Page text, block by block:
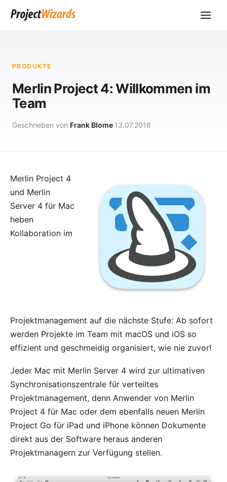
PRODUKTE
Merlin Project 4: Willkommen im
Team
Geschrieben von Frank Blome 13.07.2016
Merlin Project 4
und Merlin
Server 4 für Mac
heben
Kollaboration im
Projektmanagement auf die nächste Stufe: Ab sofort
werden Projekte im Team mit macOS und iOS so
effizient und geschmeidig organisiert, wie nie zuvor!
Jeder Mac mit Merlin Server 4 wird zur ultimativen
Synchronisationszentrale für verteiltes
Projektmanagement, denn Anwender von Merlin
Project 4 für Mac oder dem ebenfalls neuen Merlin
Project Go für iPad und iPhone können Dokumente
direkt aus der Software heraus anderen
Projektmanagern zur Verfügung stellen.